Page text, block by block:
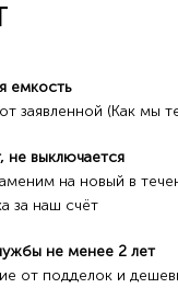
емкость
заявленной (Как мы
не выключается
на новый в
за наш счёт
не менее 2 лет
от подделок и